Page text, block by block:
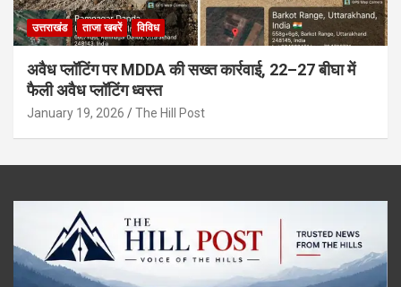
उत्तराखंड ताजा खबरें विविध
अवैध प्लॉटिंग पर MDDA की सख्त कार्रवाई, 22–27 बीघा में
फैली अवैध प्लॉटिंग ध्वस्त
January 19, 2026 The Hill Post